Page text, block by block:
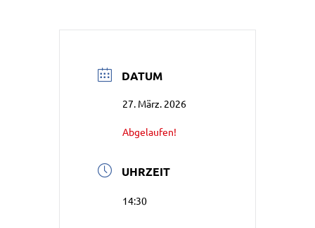
DATUM
27. März. 2026
Abgelaufen!
UHRZEIT
14:30